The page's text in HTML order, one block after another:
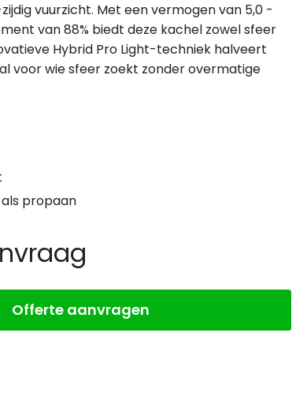
vuurzicht. Met een vermogen van 5,0 -
van 88% biedt deze kachel zowel sfeer
Hybrid Pro Light-techniek halveert
voor wie sfeer zoekt zonder overmatige
propaan
Offerte aanvragen